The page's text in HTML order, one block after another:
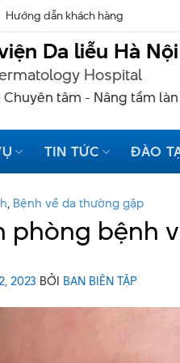
Hướng dẫn khách hàng
Da liễu Hà Nội
Hospital
Chuyên tâm - Nâng tầm
TIN TỨC ĐÀO
, Bệnh về da thường gặp
phòng bệnh
2023 BỞI BAN BIÊN TẬP